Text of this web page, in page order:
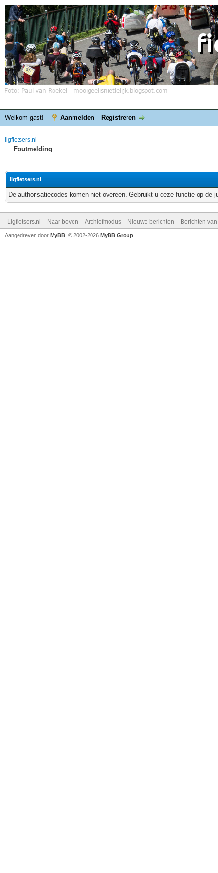
Welkom gast! Aanmelden Registreren
ligfietsers.nl
Foutmelding
ligfietsers.nl
De authorisatiecodes komen niet overeen. Gebruikt u deze functie op de
Ligfietsers.nl Naar boven Archiefmodus Nieuwe berichten Berichten
Aangedreven door MyBB , © 2002-2026 MyBB Group